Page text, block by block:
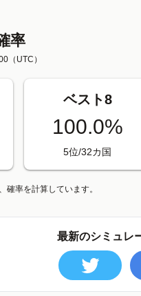
率
（UTC）
ベスト8
100.0%
5位/32カ国
確率を計算しています。
最新のシミュレ